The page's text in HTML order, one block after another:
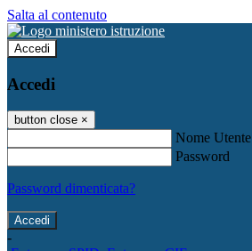
Salta al contenuto
Accedi
Accedi
button close ×
Nome Utente
Password
Password dimenticata?
-